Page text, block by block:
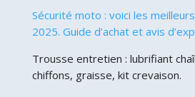
Sécurité moto : voici les
2025. Guide d’achat et avis
Trousse entretien : lubrifiant
chiffons, graisse, kit crevaison.